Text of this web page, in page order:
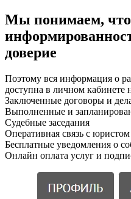
Мы понимаем, что
доверие
Поэтому вся информация о
доступна в личном кабинете
Заключенные договоры и
Выполненные и
Судебные заседания
Оперативная связь с юристом
Бесплатные уведомления о
Онлайн оплата услуг и